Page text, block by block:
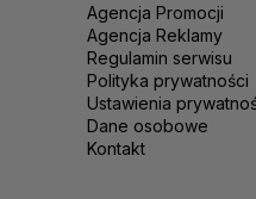
Agencja Promocji
Agencja Reklamy
Regulamin serwisu
Polityka prywatności
Ustawienia
Dane osobowe
Kontakt